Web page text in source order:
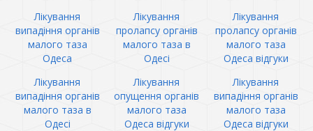
Лікування
випадіння органів
малого таза
Одеса
Лікування
пролапсу органів
малого таза в
Одесі
Лікування
пролапсу органів
малого таза
Одеса відгуки
Лікування
випадіння органів
малого таза в
Одесі
Лікування
опущення органів
малого таза
Одеса відгуки
Лікування
випадіння органів
малого таза
Одеса відгуки